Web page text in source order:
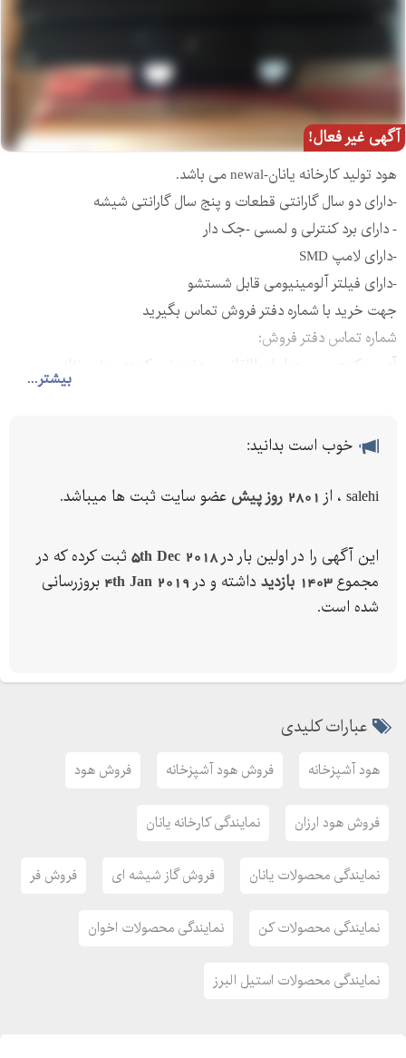
آگهی غیر فعال!
بیشتر...
هود تولید کارخانه یانان-newal می باشد.
-دارای دو سال گارانتی قطعات و پنج سال گارانتی شیشه
- دارای برد کنترلی و لمسی -جک دار
-دارای لامپ SMD
-دارای فیلتر آلومینیومی قابل شستشو
جهت خرید با شماره دفتر فروش تماس بگیرید
شماره تماس دفتر فروش:
آدرس:کرج -بین چهارراه طالقانی و هفت تیر-کوچه یوشی نژاد
خوب است بدانید:
salehi ، از 2801 روز پیش عضو سایت ثبت ها میباشد.
این آگهی را در اولین بار در5th Dec 2018 ثبت کرده که در
مجموع1403 بازدید داشته و در 4th Jan 2019 بروزرسانی
شده است.
عبارات کلیدی
هود آشپزخانه فروش هود آشپزخانه فروش هود
فروش هود ارزان نمایندگی کارخانه یانان
نمایندگی محصولات یانان فروش گاز شیشه ای فروش فر
نمایندگی محصولات کن نمایندگی محصولات اخوان
نمایندگی محصولات استیل البرز